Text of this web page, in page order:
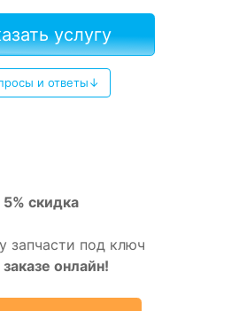
услугу
и ответы↓
5% скидка
запчасти под ключ
онлайн!